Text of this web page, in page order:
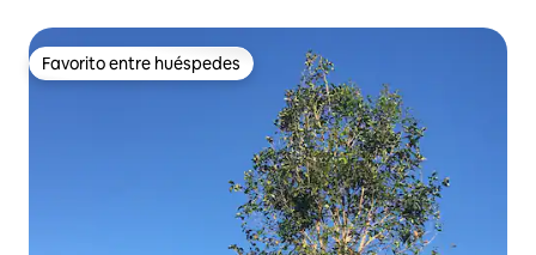
Favorito entre huéspedes
Favorito entre huéspedes